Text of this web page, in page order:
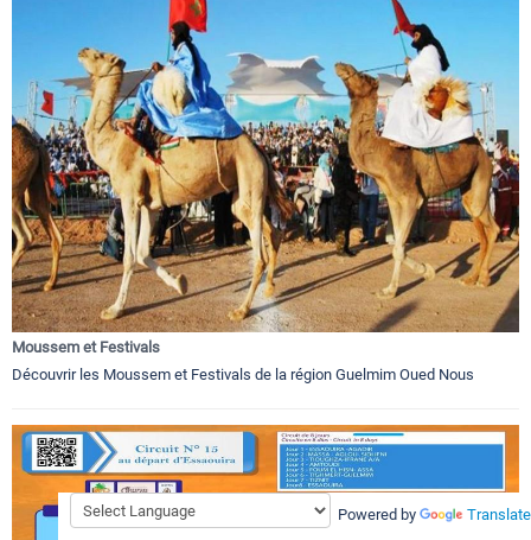
Moussem et Festivals
Découvrir les Moussem et Festivals de la région Guelmim Oued Nous
Powered by Translate